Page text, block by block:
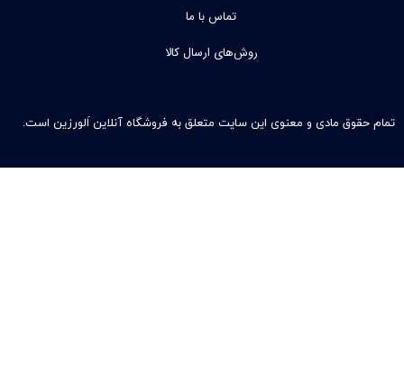
تمام حقوق مادی و معنوی این سایت متعلق به فروشگاه آنلاین اَلورزین است.
تماس با ما
روش‌های ارسال کالا